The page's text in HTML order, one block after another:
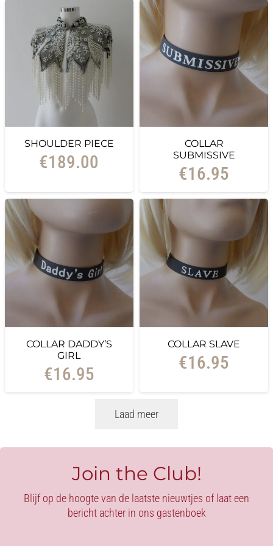
SHOULDER PIECE
€189.00
COLLAR
SUBMISSIVE
€16.95
COLLAR DADDY’S
GIRL
€16.95
COLLAR SLAVE
€16.95
Laad meer
Join the Club!
Blijf op de hoogte van de laatste nieuwtjes of laat een
bericht achter in ons gastenboek